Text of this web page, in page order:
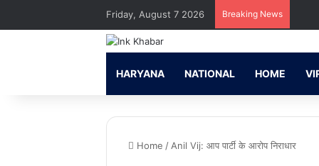
Friday, August 7 2026 Breaking News
HARYANA NATIONAL HOME
Home / Anil Vij: आप पार्टी के आरोप निराधार